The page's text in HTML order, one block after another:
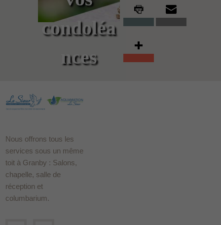
condoléa
nces
Nous offrons tous les
services sous un même
toit à Granby : Salons,
chapelle, salle de
réception et
columbarium.